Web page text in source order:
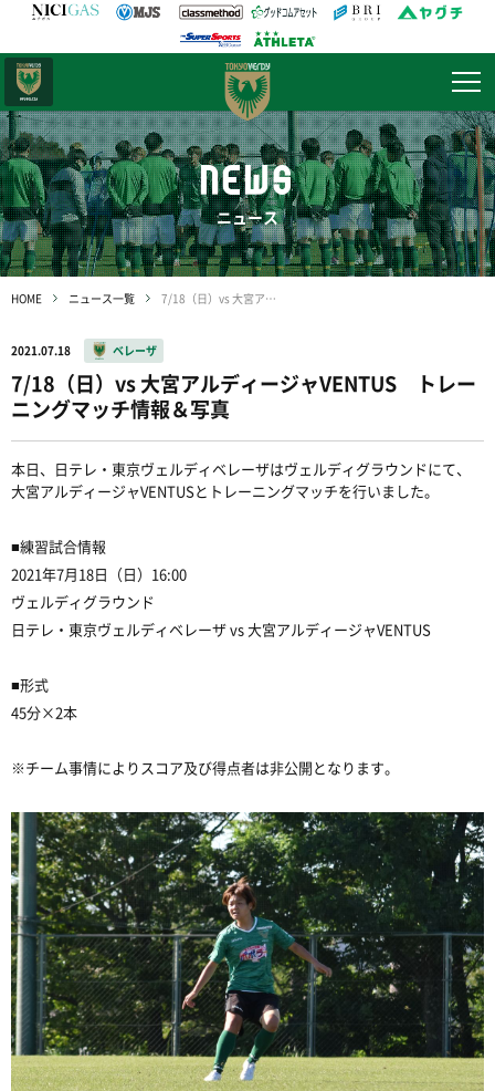
NEWS
ニュース
HOME ニュース一覧 7/18（日）vs 大宮アルディージャVENTUS トレーニングマッチ情報＆写真
2021.07.18 ベレーザ
7/18（日）vs 大宮アルディージャVENTUS トレー
ニングマッチ情報＆写真
本日、日テレ・東京ヴェルディベレーザはヴェルディグラウンドにて、
大宮アルディージャVENTUSとトレーニングマッチを行いました。
■練習試合情報
2021年7月18日（日）16:00
ヴェルディグラウンド
日テレ・東京ヴェルディベレーザ vs 大宮アルディージャVENTUS
■形式
45分×2本
※チーム事情によりスコア及び得点者は非公開となります。